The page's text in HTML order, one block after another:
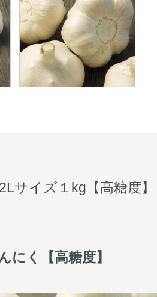
サイズ１kg【高糖度】
にく【高糖度】